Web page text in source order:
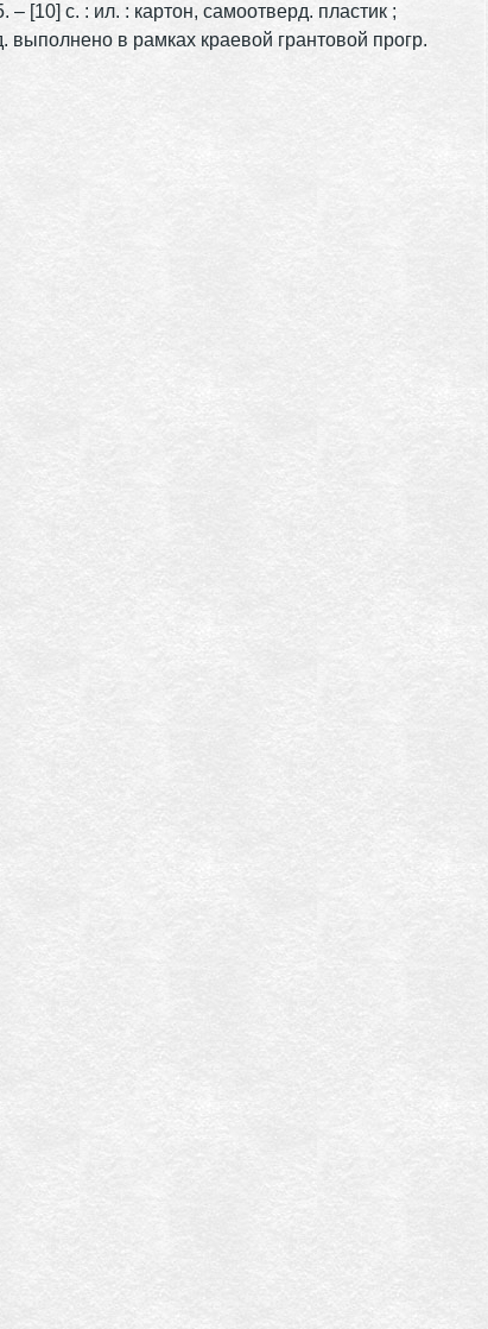
[10] с. : ил. : картон, самоотверд. пластик ;
выполнено в рамках краевой грантовой прогр.